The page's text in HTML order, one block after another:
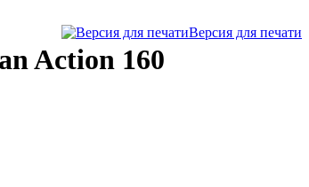
Версия для печати
Action 160